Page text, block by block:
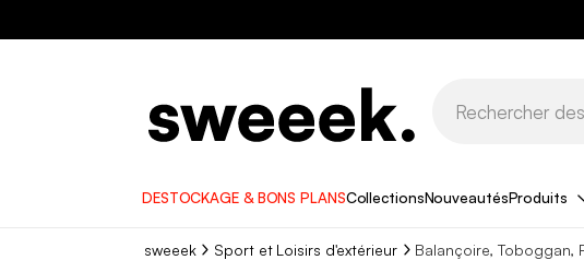
DESTOCKAGE & BONS PLANSCollectionsNouveautésProduits
sweeek Sport et Loisirs d'extérieur Balançoire, Toboggan,